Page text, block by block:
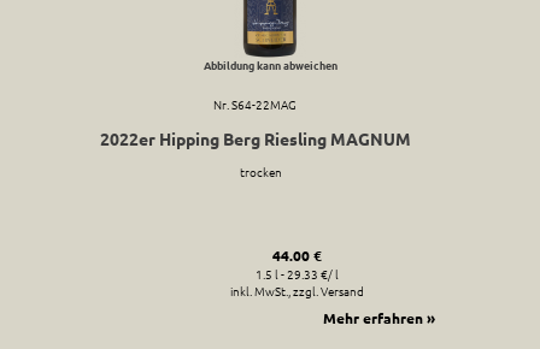
Abbildung kann abweichen
Nr. S64-22MAG
2022er Hipping Berg Riesling MAGNUM
trocken
44.00 €
1.5 l - 29.33 €/ l
inkl. MwSt., zzgl. Versand
Mehr erfahren »